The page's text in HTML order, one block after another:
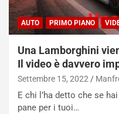
AUTO PRIMO PIANO
Una Lamborghini
Il video è davvero
Settembre 15, 2022
E chi l’ha detto che se
pane per i tuoi…
o
p
i
ù
L
u
n
g
o
z
a
d
e
G
P
d
e